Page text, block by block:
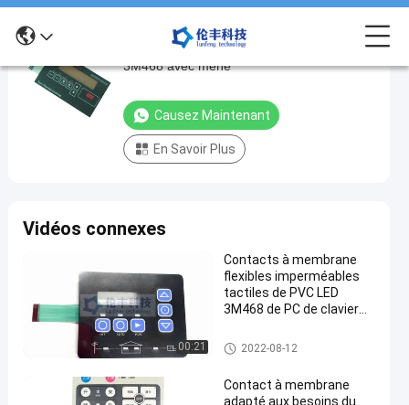
clavier
numérique
adhésif
avec
numérique
de
membrane
2022-
08-12
402
points
Causez
Maintenant
membrane
clavier numérique adhésif de la membrane
3M468 avec mené
Causez Maintenant
En Savoir Plus
Vidéos connexes
00:21
Contacts à membrane
flexibles imperméables
tactiles de PVC LED
3M468 de PC de clavier
de LED
Clavier numérique de membra
ne de LED
2022-08-12
Contact à membrane
adapté aux besoins du